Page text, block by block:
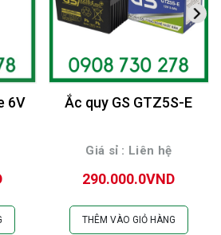
6V
Ắc quy GS GTZ5S-E
Giá sỉ : Liên hệ
290.000.0VND
THÊM VÀO GIỎ HÀNG